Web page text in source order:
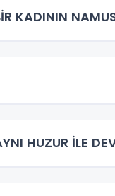
KADININ
HUZUR İLE